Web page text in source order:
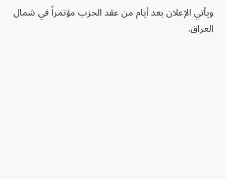
ويأتي الإعلان بعد أيام من عقد الحزب مؤتمراً في شمال
العراق.